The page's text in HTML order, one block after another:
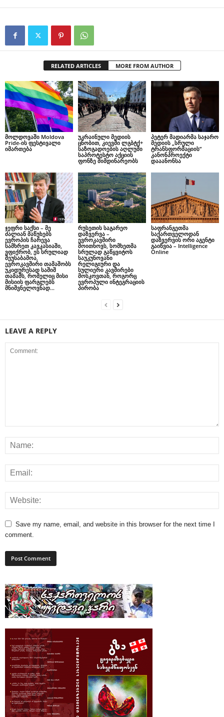
RELATED ARTICLES MORE FROM AUTHOR
მოლდოვაში Moldova
Pride-ის ფესტივალი
იმართება
უკრაინული მედიის
ცნობით, კიევში ლგბტქ+
საზოგადოების აღლუმი
საპროტესტო აქციის
ფონზე მიმდინარეობს
პეტერ მადიარმა საჯარო
მედიის „სრული
ტრანსფორმაციის”
კანონპროექტი
დააანონსა
ჯეფრი საქსი – მე
ძალიან მაწუხებს
ევროპის ჩარევა
სამხრეთ კავკასიაში,
ვფიქრობ, ეს სრულიად
შეუსაბამოა,
ევროკავშირი თამაშობს
უკიდურესად საშიშ
თამაშს, რომელიც მისი
მისიის ფარგლებს
მნიშვნელოვნად...
რუსეთის საგარეო
დაზვერვა –
ევროკავშირი
მოითხოვს, სომხეთმა
სრულად გაწყვიტოს
საუკუნოვანი
რელიგიური და
სულიერი კავშირები
მოსკოვთან, როგორც
ევროპული ინტეგრაციის
პირობა
საფრანგეთმა
საქართველოდან
დაზვერვის ორი აგენტი
გაიწვია – Intelligence
Online
LEAVE A REPLY
Save my name, email, and website in this browser for the next time I
comment.